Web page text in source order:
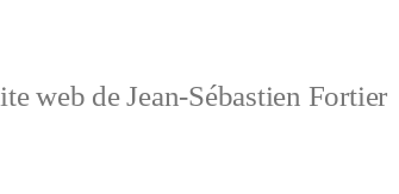
web de Jean-Sébastien Fortier